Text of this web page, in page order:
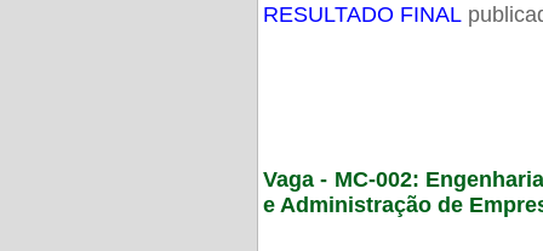
RESULTADO FINAL
Vaga - MC-002:
e Administração de